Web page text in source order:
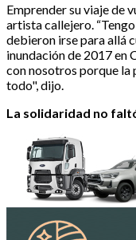
Emprender su viaje de
artista callejero.
debieron irse para allá
inundación de 2017 en
con nosotros porque la
todo", dijo.
La solidaridad no